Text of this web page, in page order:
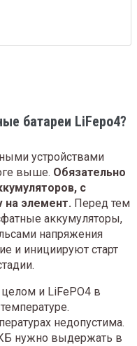
батареи LiFepo4?
устройствами
выше. Обязательно
с
на элемент. Перед тем
аккумуляторы,
напряжения
и инициируют старт
и LiFePO4 в
недопустима.
нужно выдержать в